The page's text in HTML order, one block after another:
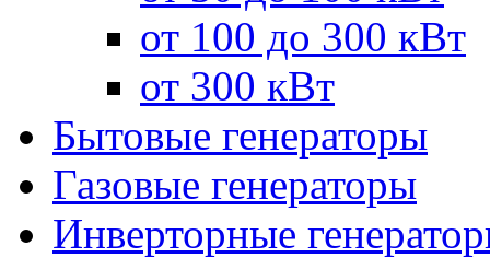
от 100 до 300 кВт
от 300 кВт
Бытовые генераторы
Газовые генераторы
Инверторные